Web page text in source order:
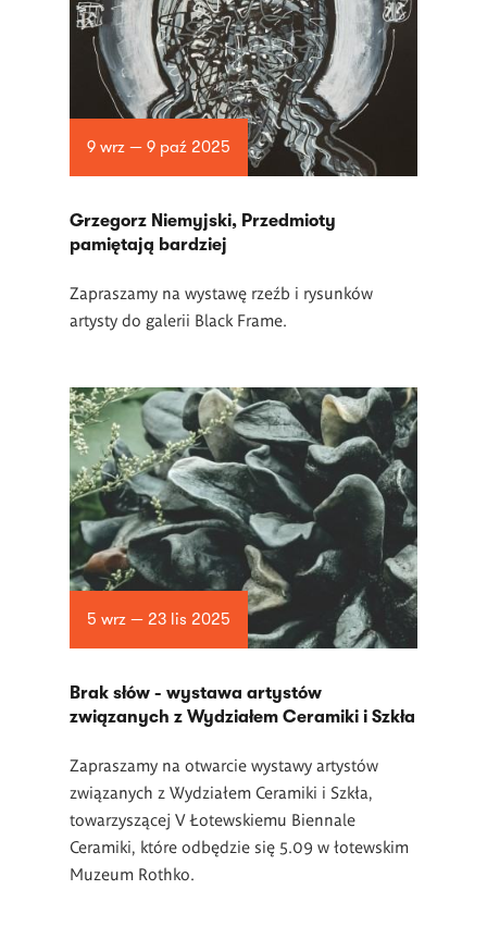
9 wrz — 9 paź 2025
Grzegorz Niemyjski, Przedmioty
pamiętają bardziej
Zapraszamy na wystawę rzeźb i rysunków
artysty do galerii Black Frame.
5 wrz — 23 lis 2025
Brak słów - wystawa artystów
związanych z Wydziałem Ceramiki i Szkła
Zapraszamy na otwarcie wystawy artystów
związanych z Wydziałem Ceramiki i Szkła,
towarzyszącej V Łotewskiemu Biennale
Ceramiki, które odbędzie się 5.09 w łotewskim
Muzeum Rothko.